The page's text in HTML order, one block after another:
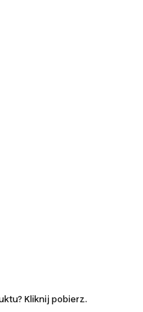
Kliknij pobierz.